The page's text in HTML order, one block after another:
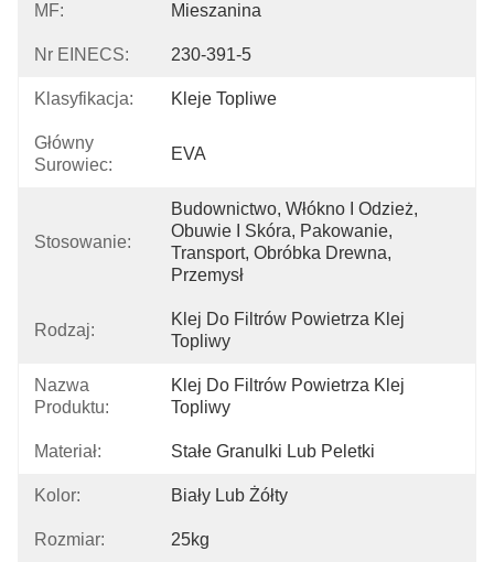
MF: Mieszanina
Nr EINECS: 230-391-5
Klasyfikacja: Kleje Topliwe
Główny
Surowiec:
EVA
Stosowanie:
Budownictwo, Włókno I Odzież,
Obuwie I Skóra, Pakowanie,
Transport, Obróbka Drewna,
Przemysł
Rodzaj:
Klej Do Filtrów Powietrza Klej
Topliwy
Nazwa
Produktu:
Klej Do Filtrów Powietrza Klej
Topliwy
Materiał: Stałe Granulki Lub Peletki
Kolor: Biały Lub Żółty
Rozmiar: 25kg